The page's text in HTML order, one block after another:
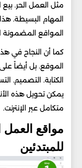
مثل العمل الحر. بيع
المهام البسيطة.
المواقع المضمونة
كما أن النجاح في
الموقع. بل أيضاً
الكتابة. التصميم.
يمكن تحويل هذه
متكامل عبر الإنترنت.
للمبتدئين